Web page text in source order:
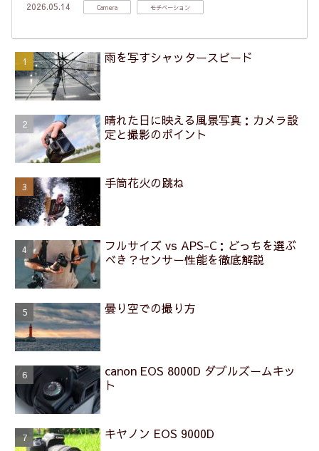
2026.05.14 Camera モチベーション
雨を写すシャッタースピード
晴れた日に映える風景写真：カメラ設
定と撮影のポイント
手筒花火の跳ね
フルサイズ vs APS-C：どっちを選ぶ
べき？センサー性能を徹底解説
曇り空での撮り方
canon EOS 8000D ダブルズームキッ
ト
キヤノン EOS 9000D